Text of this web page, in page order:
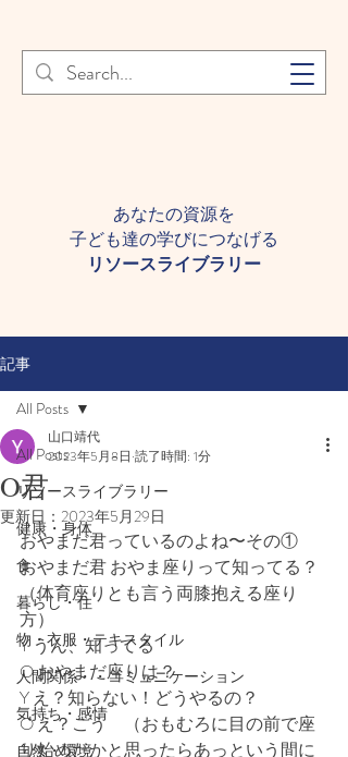
登録者様へ 個人情報の取り扱
いについて Learn More
あなたの資源を
子ども達の学びにつなげる​
​リソースライブラリー
記事
All Posts
リソースライブラリー
健康・身体
食
暮らし・住
物・衣服・テキスタイル
人間関係・・コミュニケーション
気持ち・感情
自然・環境
All Posts
O君
山口靖代
2023年5月8日 読了時間: 1分
更新日： 2023年5月29日
おやまだ君っているのよね〜その①
おやまだ君 おやま座りって知ってる？
（体育座りとも言う両膝抱える座り
方）
Y うん、知ってる
O おやまだ座りは？
Y え？知らない！どうやるの？
O え？こう　（おもむろに目の前で座
り始めたかと思ったらあっという間に